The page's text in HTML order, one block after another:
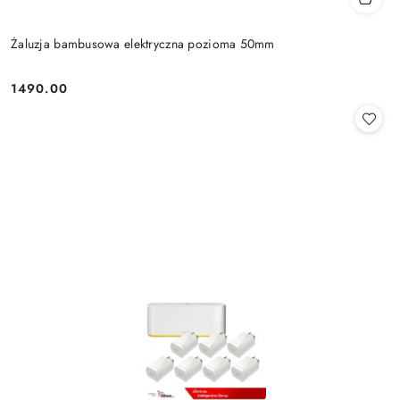
Żaluzja bambusowa elektryczna pozioma 50mm
Cena:
1490.00